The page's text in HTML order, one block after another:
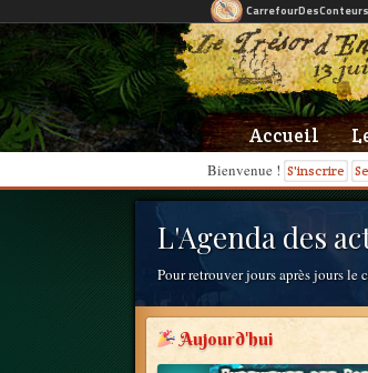
Bienvenue ! S'inscrire
Accueil
L'Agenda des
Pour retrouver jours après jours le
Aujourd'hui